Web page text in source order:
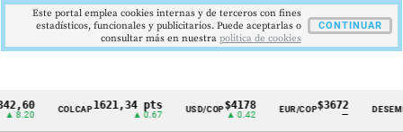
Cintillo
COLCAP1621,34 pts USD/COP$4178
▲ 0.42
EUR/COP$3672 DESEMPLEO
Este portal emplea cookies internas y de terceros con fines
estadísticos, funcionales y publicitarios. Puede aceptarlas o
consultar más en nuestra politica de cookies
CONTINUAR